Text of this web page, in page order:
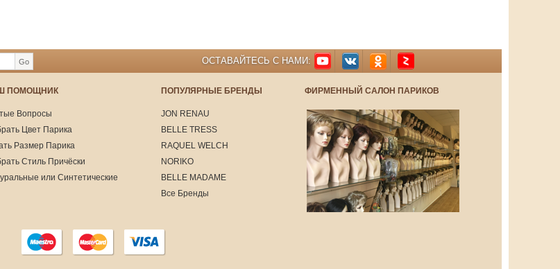
Go ОСТАВАЙТЕСЬ С НАМИ:
ПОМОЩНИК
Вопросы
Цвет Парика
Размер Парика
Стиль Причёски
или Синтетические
ПОПУЛЯРНЫЕ БРЕНДЫ
JON RENAU
BELLE TRESS
RAQUEL WELCH
NORIKO
BELLE MADAME
Все Бренды
ФИРМЕННЫЙ САЛОН ПАРИКОВ